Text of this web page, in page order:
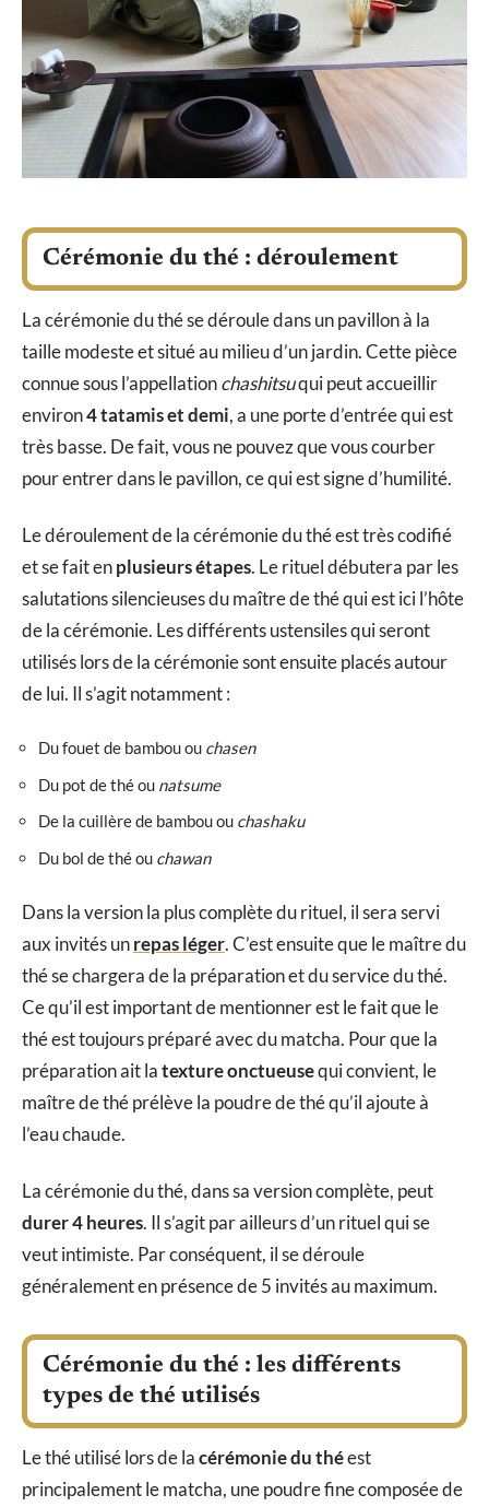
Cérémonie du thé : déroulement
La cérémonie du thé se déroule dans un pavillon à la
taille modeste et situé au milieu d’un jardin. Cette pièce
connue sous l’appellationchashitsuqui peut accueillir
environ4 tatamis et demi, a une porte d’entrée qui est
très basse. De fait, vous ne pouvez que vous courber
pour entrer dans le pavillon, ce qui est signe d’humilité.
Le déroulement de la cérémonie du thé est très codifié
et se fait enplusieurs étapes. Le rituel débutera par les
salutations silencieuses du maître de thé qui est ici l’hôte
de la cérémonie. Les différents ustensiles qui seront
utilisés lors de la cérémonie sont ensuite placés autour
de lui. Il s’agit notamment :
Du fouet de bambou ou chasen
Du pot de thé ou natsume
De la cuillère de bambou ou chashaku
Du bol de thé ou chawan
Dans la version la plus complète du rituel, il sera servi
aux invités unrepas léger. C’est ensuite que le maître du
thé se chargera de la préparation et du service du thé.
Ce qu’il est important de mentionner est le fait que le
thé est toujours préparé avec du matcha. Pour que la
préparation ait latexture onctueusequi convient, le
maître de thé prélève la poudre de thé qu’il ajoute à
l’eau chaude.
La cérémonie du thé, dans sa version complète, peut
durer 4 heures. Il s’agit par ailleurs d’un rituel qui se
veut intimiste. Par conséquent, il se déroule
généralement en présence de 5 invités au maximum.
Cérémonie du thé : les différents
types de thé utilisés
Le thé utilisé lors de lacérémonie du théest
principalement le matcha, une poudre fine composée de